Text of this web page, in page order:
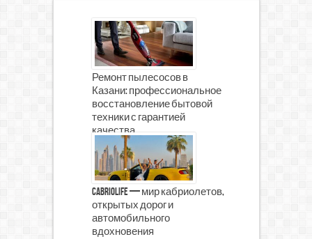
Ремонт пылесосов в
Казани: профессиональное
восстановление бытовой
техники с гарантией
качества
CabrioLife — мир кабриолетов,
открытых дорог и
автомобильного
вдохновения